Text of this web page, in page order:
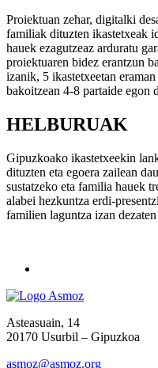
Proiektuan zehar, digitalki
familiak dituzten ikastetxeak
hauek ezagutzeaz arduratu
proiektuaren bidez erantzun
izanik, 5 ikastetxeetan
bakoitzean 4-8 partaide egon
HELBURUAK
Gipuzkoako ikastetxeekin
dituzten eta egoera zailean
sustatzeko eta familia hauek
alabei hezkuntza erdi-
familien laguntza izan
Asteasuain, 14
20170 Usurbil – Gipuzkoa
asmoz@asmoz.org